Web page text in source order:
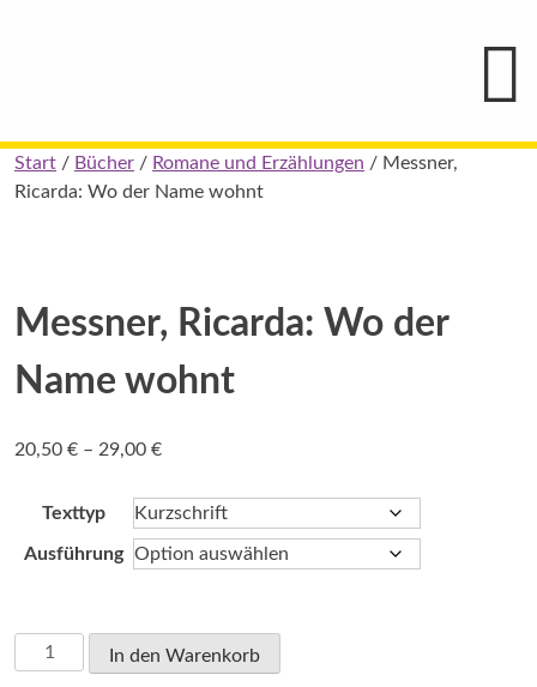
Pauline
von
Skip
to
Start / Bücher / Romane und Erzählungen / Messner,
Ricarda: Wo der Name wohnt
Messner, Ricarda: Wo der
Name wohnt
20,50 € – 29,00 €Preisspanne:
bis
29,00 €
Texttyp
Ausführung
Messner,
Ricarda:
In den Warenkorb